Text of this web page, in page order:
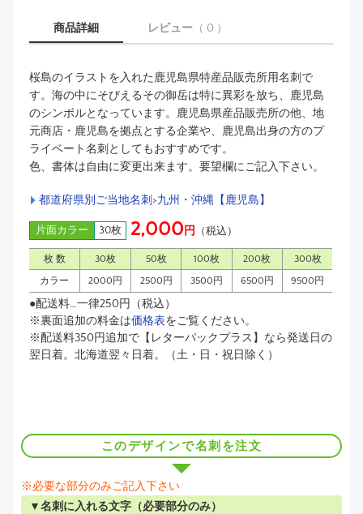
商品詳細 レビュー （ 0 ）
桜島のイラストを入れた鹿児島県特産品販売所用名刺で
す。海の中にそびえるその御岳は特に異彩を放ち、鹿児島
のシンボルとなっています。鹿児島県産品販売所の他、地
元商店・鹿児島を拠点とする企業や、鹿児島出身の方のプ
ライベート名刺としてもおすすめです。
色、書体は自由に変更出来ます。要望欄にご記入下さい。
都道府県別ご当地名刺>九州・沖縄【鹿児島】
片面カラー 30枚 2,000円 （税込）
枚 数 30枚 50枚 100枚 200枚 300枚
カラー 2000円 2500円 3500円 6500円 9500円
●配送料…一律250円（税込）
※裏面追加の料金は価格表をご覧ください。
※配送料350円追加で【レターパックプラス】なら発送日の
翌日着。北海道翌々日着。（土・日・祝日除く）
このデザインで名刺を注文
※必要な部分のみご記入下さい
▼名刺に入れる文字（必要部分のみ）